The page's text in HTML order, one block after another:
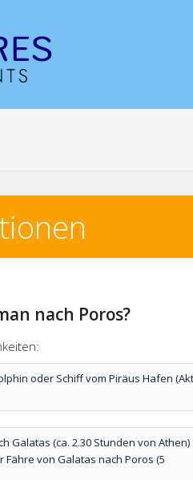
nach Poros?
oder Schiff vom Piräus Hafen
Galatas (ca. 2.30 Stunden von Athen)
Fähre von Galatas nach Poros (5